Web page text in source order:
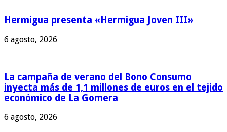
Hermigua presenta «Hermigua Joven III»
6 agosto, 2026
La campaña de verano del Bono Consumo
inyecta más de 1,1 millones de euros en el tejido
económico de La Gomera
6 agosto, 2026